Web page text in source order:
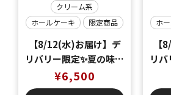
クリーム系
ホールケーキ
限定商品
【8/12(水)お届け】デ
リバリー限定✨夏の味覚
🍑桃のショートケーキ5
号（5〜6名様分）
¥6,500
ホ
【
リ
🍑